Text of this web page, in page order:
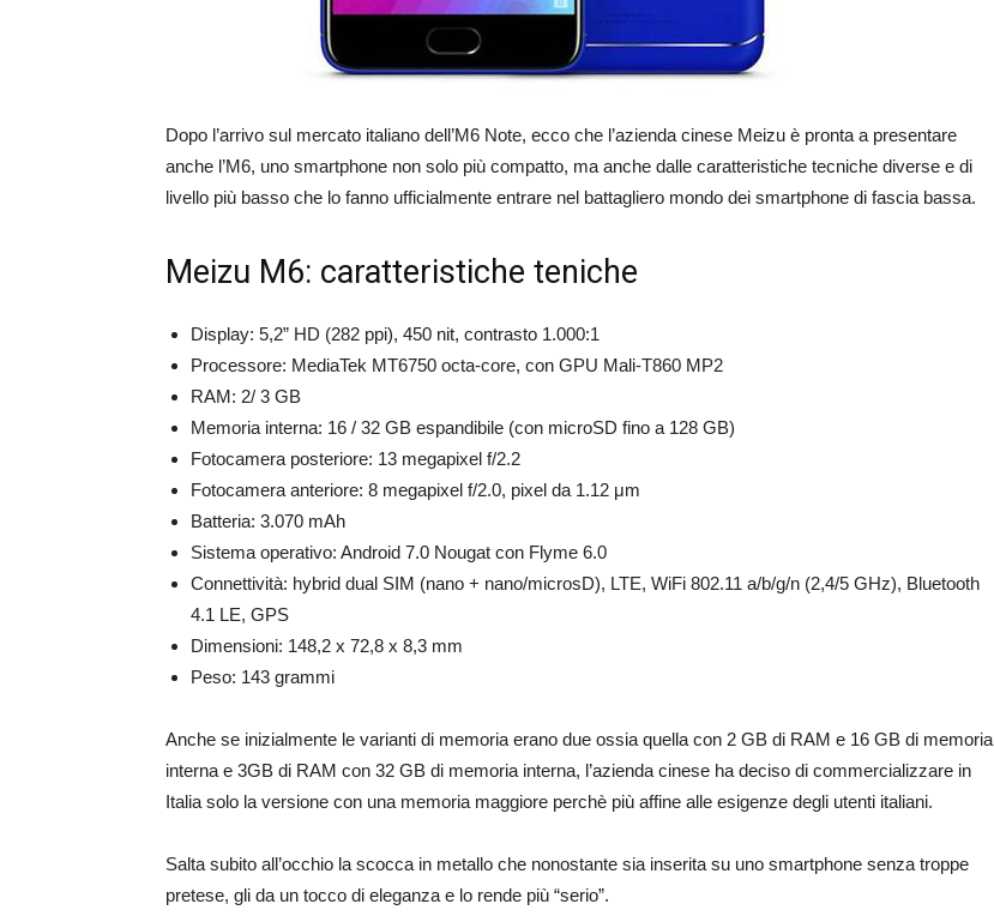
Dopo l’arrivo sul mercato italiano dell’M6 Note, ecco che l’azienda cinese Meizu è pronta a presentare
anche l’M6, uno smartphone non solo più compatto, ma anche dalle caratteristiche tecniche diverse e di
livello più basso che lo fanno ufficialmente entrare nel battagliero mondo dei smartphone di fascia bassa.
Meizu M6: caratteristiche teniche
Display: 5,2” HD (282 ppi), 450 nit, contrasto 1.000:1
Processore: MediaTek MT6750 octa-core, con GPU Mali-T860 MP2
RAM: 2/ 3 GB
Memoria interna: 16 / 32 GB espandibile (con microSD fino a 128 GB)
Fotocamera posteriore: 13 megapixel f/2.2
Fotocamera anteriore: 8 megapixel f/2.0, pixel da 1.12 μm
Batteria: 3.070 mAh
Sistema operativo: Android 7.0 Nougat con Flyme 6.0
Connettività: hybrid dual SIM (nano + nano/microsD), LTE, WiFi 802.11 a/b/g/n (2,4/5 GHz), Bluetooth
4.1 LE, GPS
Dimensioni: 148,2 x 72,8 x 8,3 mm
Peso: 143 grammi
Anche se inizialmente le varianti di memoria erano due ossia quella con 2 GB di RAM e 16 GB di memoria
interna e 3GB di RAM con 32 GB di memoria interna, l’azienda cinese ha deciso di commercializzare in
Italia solo la versione con una memoria maggiore perchè più affine alle esigenze degli utenti italiani.
Salta subito all’occhio la scocca in metallo che nonostante sia inserita su uno smartphone senza troppe
pretese, gli da un tocco di eleganza e lo rende più “serio”.